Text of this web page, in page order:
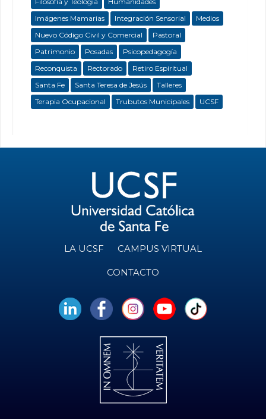
Imágenes Mamarias
Integración Sensorial
Medios
Nuevo Código Civil y Comercial
Pastoral
Patrimonio
Posadas
Psicopedagogía
Reconquista
Rectorado
Retiro Espiritual
Santa Fe
Santa Teresa de Jesús
Talleres
Terapia Ocupacional
Trubutos Municipales UCSF
LA UCSF CAMPUS VIRTUAL
CONTACTO